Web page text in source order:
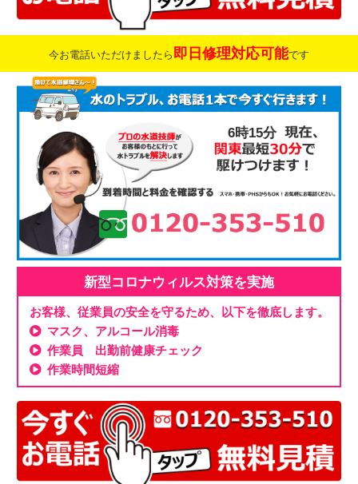
今お電話いただけましたら 即日修理対応可能です
6時15分
新型コロナウィルス対策を実施
お客様、従業員の安全を守るため、以下を徹底します。
マスク、アルコール消毒
作業員 出勤前健康チェック
作業時間短縮